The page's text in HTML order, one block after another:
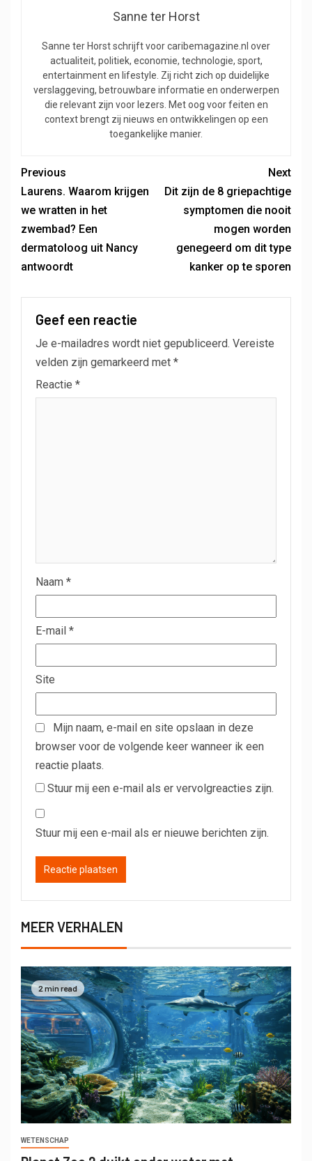
Sanne ter Horst
Sanne ter Horst schrijft voor caribemagazine.nl over
actualiteit, politiek, economie, technologie, sport,
entertainment en lifestyle. Zij richt zich op duidelijke
verslaggeving, betrouwbare informatie en onderwerpen
die relevant zijn voor lezers. Met oog voor feiten en
context brengt zij nieuws en ontwikkelingen op een
toegankelijke manier.
Previous
Laurens. Waarom krijgen
we wratten in het
zwembad? Een
dermatoloog uit Nancy
antwoordt
Next
Dit zijn de 8 griepachtige
symptomen die nooit
mogen worden
genegeerd om dit type
kanker op te sporen
Geef een reactie
Je e-mailadres wordt niet gepubliceerd. Vereiste
velden zijn gemarkeerd met *
Reactie *
Naam *
E-mail *
Site
Mijn naam, e-mail en site opslaan in deze
browser voor de volgende keer wanneer ik een
reactie plaats.
Stuur mij een e-mail als er vervolgreacties zijn.
Stuur mij een e-mail als er nieuwe berichten zijn.
MEER VERHALEN
2 min read
WETENSCHAP